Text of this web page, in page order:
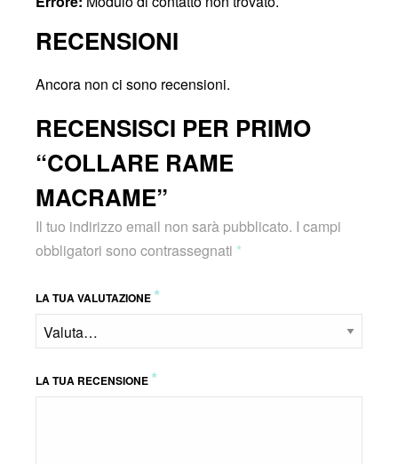
RECENSIONI
Ancora non ci sono recensioni.
RECENSISCI PER PRIMO
“COLLARE RAME
MACRAME”
Il tuo indirizzo email non sarà pubblicato. I campi
obbligatori sono contrassegnati *
LA TUA VALUTAZIONE*
LA TUA RECENSIONE*